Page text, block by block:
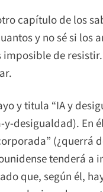
capítulo de los
y no sé si los
de
y titula “IA y
En
(¿querrá
tenderá a
que, según él,